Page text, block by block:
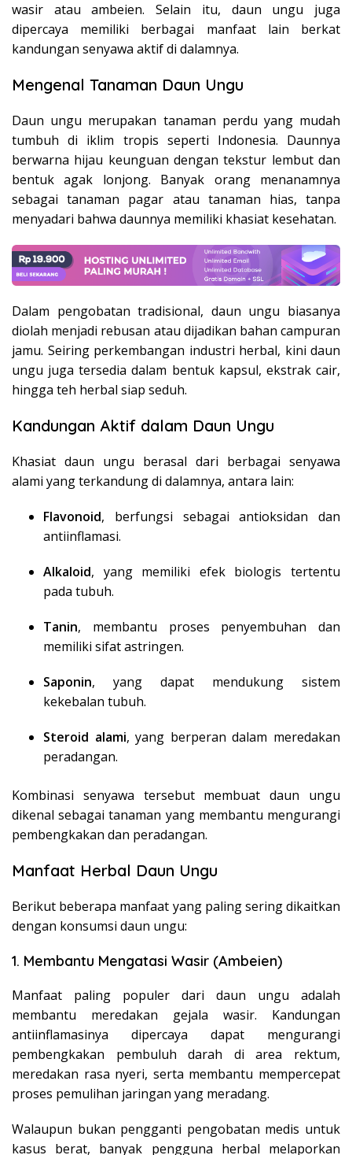
wasir atau ambeien. Selain itu, daun ungu juga
dipercaya memiliki berbagai manfaat lain berkat
kandungan senyawa aktif di dalamnya.
Mengenal Tanaman Daun Ungu
Daun ungu merupakan tanaman perdu yang mudah
tumbuh di iklim tropis seperti Indonesia. Daunnya
berwarna hijau keunguan dengan tekstur lembut dan
bentuk agak lonjong. Banyak orang menanamnya
sebagai tanaman pagar atau tanaman hias, tanpa
menyadari bahwa daunnya memiliki khasiat kesehatan.
Dalam pengobatan tradisional, daun ungu biasanya
diolah menjadi rebusan atau dijadikan bahan campuran
jamu. Seiring perkembangan industri herbal, kini daun
ungu juga tersedia dalam bentuk kapsul, ekstrak cair,
hingga teh herbal siap seduh.
Kandungan Aktif dalam Daun Ungu
Khasiat daun ungu berasal dari berbagai senyawa
alami yang terkandung di dalamnya, antara lain:
Flavonoid, berfungsi sebagai antioksidan dan
antiinflamasi.
Alkaloid, yang memiliki efek biologis tertentu
pada tubuh.
Tanin, membantu proses penyembuhan dan
memiliki sifat astringen.
Saponin, yang dapat mendukung sistem
kekebalan tubuh.
Steroid alami, yang berperan dalam meredakan
peradangan.
Kombinasi senyawa tersebut membuat daun ungu
dikenal sebagai tanaman yang membantu mengurangi
pembengkakan dan peradangan.
Manfaat Herbal Daun Ungu
Berikut beberapa manfaat yang paling sering dikaitkan
dengan konsumsi daun ungu:
1. Membantu Mengatasi Wasir (Ambeien)
Manfaat paling populer dari daun ungu adalah
membantu meredakan gejala wasir. Kandungan
antiinflamasinya dipercaya dapat mengurangi
pembengkakan pembuluh darah di area rektum,
meredakan rasa nyeri, serta membantu mempercepat
proses pemulihan jaringan yang meradang.
Walaupun bukan pengganti pengobatan medis untuk
kasus berat, banyak pengguna herbal melaporkan